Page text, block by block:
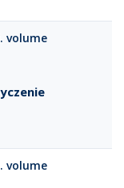
volume
volume